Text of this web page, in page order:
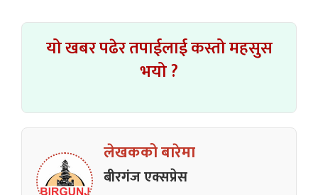
यो खबर पढेर तपाईलाई कस्तो महसुस
भयो ?
लेखकको बारेमा
बीरगंज एक्सप्रेस